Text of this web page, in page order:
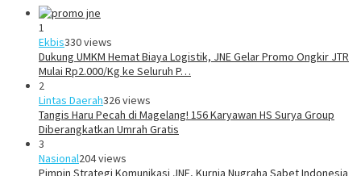
1
Ekbis330 views
Dukung UMKM Hemat Biaya Logistik, JNE Gelar Promo Ongkir JTR
Mulai Rp2.000/Kg ke Seluruh P…
2
Lintas Daerah326 views
Tangis Haru Pecah di Magelang! 156 Karyawan HS Surya Group
Diberangkatkan Umrah Gratis
3
Nasional204 views
Pimpin Strategi Komunikasi JNE, Kurnia Nugraha Sabet Indonesia